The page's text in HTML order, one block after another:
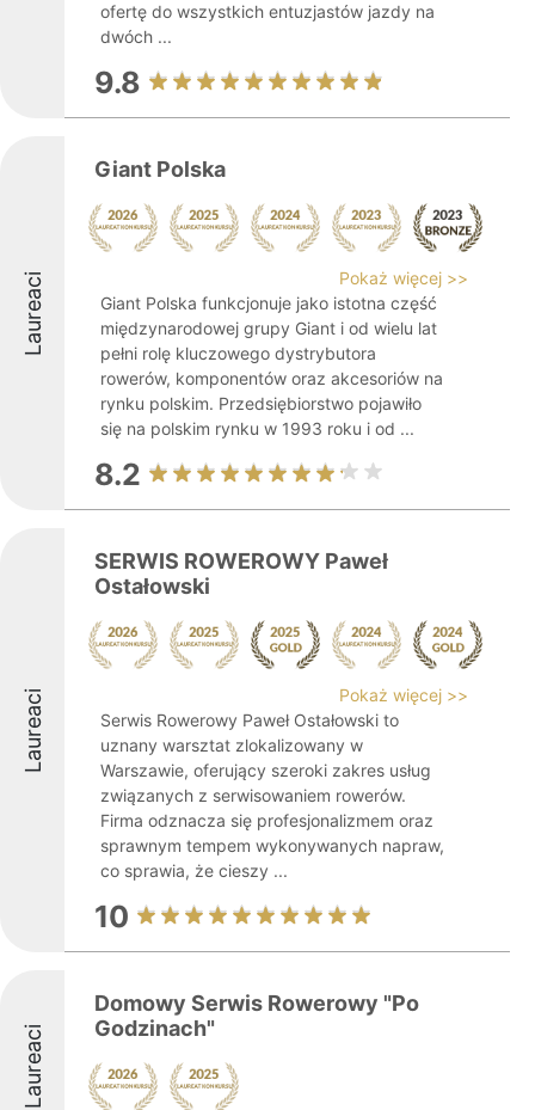
ofertę do wszystkich entuzjastów jazdy na
dwóch ...
9.8
Laureaci
Giant Polska
Pokaż więcej >>
Giant Polska funkcjonuje jako istotna część
międzynarodowej grupy Giant i od wielu lat
pełni rolę kluczowego dystrybutora
rowerów, komponentów oraz akcesoriów na
rynku polskim. Przedsiębiorstwo pojawiło
się na polskim rynku w 1993 roku i od ...
8.2
Laureaci
SERWIS ROWEROWY Paweł
Ostałowski
Pokaż więcej >>
Serwis Rowerowy Paweł Ostałowski to
uznany warsztat zlokalizowany w
Warszawie, oferujący szeroki zakres usług
związanych z serwisowaniem rowerów.
Firma odznacza się profesjonalizmem oraz
sprawnym tempem wykonywanych napraw,
co sprawia, że cieszy ...
10
Laureaci
Domowy Serwis Rowerowy "Po
Godzinach"